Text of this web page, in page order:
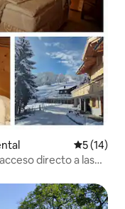
5 (14)
directo a las